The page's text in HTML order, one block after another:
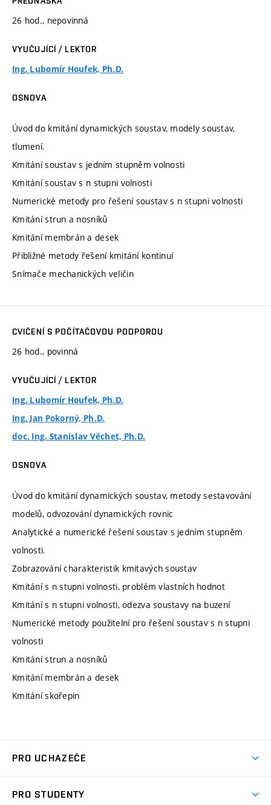
26 hod., nepovinná
VYUČUJÍCÍ / LEKTOR
Ing. Lubomír Houfek, Ph.D.
OSNOVA
Úvod do kmitání dynamických soustav, modely soustav,
tlumení.
Kmitání soustav s jedním stupněm volnosti
Kmitání soustav s n stupni volnosti
Numerické metody pro řešení soustav s n stupni volnosti
Kmitání strun a nosníků
Kmitání membrán a desek
Přibližné metody řešení kmitání kontinuí
Snímače mechanických veličin
CVIČENÍ S POČÍTAČOVOU PODPOROU
26 hod., povinná
VYUČUJÍCÍ / LEKTOR
Ing. Lubomír Houfek, Ph.D.
Ing. Jan Pokorný, Ph.D.
doc. Ing. Stanislav Věchet, Ph.D.
OSNOVA
Úvod do kmitání dynamických soustav, metody sestavování
modelů, odvozování dynamických rovnic
Analytické a numerické řešení soustav s jedním stupněm
volnosti.
Zobrazování charakteristik kmitavých soustav
Kmitání s n stupni volnosti, problém vlastních hodnot
Kmitání s n stupni volnosti, odezva soustavy na buzení
Numerické metody použitelní pro řešení soustav s n stupni
volnosti
Kmitání strun a nosníků
Kmitání membrán a desek
Kmitání skořepin
PRO UCHAZEČE
PRO STUDENTY